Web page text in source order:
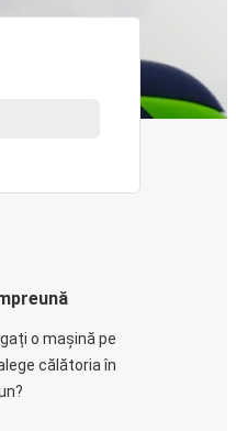
o mașină pe
călătoria în